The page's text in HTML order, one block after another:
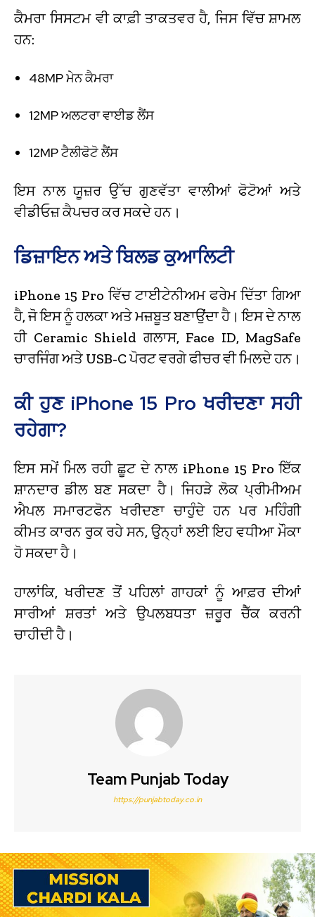
ਕੈਮਰਾ ਸਿਸਟਮ ਵੀ ਕਾਫ਼ੀ ਤਾਕਤਵਰ ਹੈ, ਜਿਸ ਵਿੱਚ ਸ਼ਾਮਲ
ਹਨ:
48MP ਮੇਨ ਕੈਮਰਾ
12MP ਅਲਟਰਾ ਵਾਈਡ ਲੈਂਸ
12MP ਟੈਲੀਫੋਟੋ ਲੈਂਸ
ਇਸ ਨਾਲ ਯੂਜ਼ਰ ਉੱਚ ਗੁਣਵੱਤਾ ਵਾਲੀਆਂ ਫੋਟੋਆਂ ਅਤੇ
ਵੀਡੀਓਜ਼ ਕੈਪਚਰ ਕਰ ਸਕਦੇ ਹਨ।
ਡਿਜ਼ਾਇਨ ਅਤੇ ਬਿਲਡ ਕੁਆਲਿਟੀ
iPhone 15 Pro ਵਿੱਚ ਟਾਈਟੇਨੀਅਮ ਫਰੇਮ ਦਿੱਤਾ ਗਿਆ
ਹੈ, ਜੋ ਇਸ ਨੂੰ ਹਲਕਾ ਅਤੇ ਮਜ਼ਬੂਤ ਬਣਾਉਂਦਾ ਹੈ। ਇਸ ਦੇ ਨਾਲ
ਹੀ Ceramic Shield ਗਲਾਸ, Face ID, MagSafe
ਚਾਰਜਿੰਗ ਅਤੇ USB-C ਪੋਰਟ ਵਰਗੇ ਫੀਚਰ ਵੀ ਮਿਲਦੇ ਹਨ।
ਕੀ ਹੁਣ iPhone 15 Pro ਖਰੀਦਣਾ ਸਹੀ
ਰਹੇਗਾ?
ਇਸ ਸਮੇਂ ਮਿਲ ਰਹੀ ਛੂਟ ਦੇ ਨਾਲ iPhone 15 Pro ਇੱਕ
ਸ਼ਾਨਦਾਰ ਡੀਲ ਬਣ ਸਕਦਾ ਹੈ। ਜਿਹੜੇ ਲੋਕ ਪ੍ਰੀਮੀਅਮ
ਐਪਲ ਸਮਾਰਟਫੋਨ ਖਰੀਦਣਾ ਚਾਹੁੰਦੇ ਹਨ ਪਰ ਮਹਿੰਗੀ
ਕੀਮਤ ਕਾਰਨ ਰੁਕ ਰਹੇ ਸਨ, ਉਨ੍ਹਾਂ ਲਈ ਇਹ ਵਧੀਆ ਮੌਕਾ
ਹੋ ਸਕਦਾ ਹੈ।
ਹਾਲਾਂਕਿ, ਖਰੀਦਣ ਤੋਂ ਪਹਿਲਾਂ ਗਾਹਕਾਂ ਨੂੰ ਆਫ਼ਰ ਦੀਆਂ
ਸਾਰੀਆਂ ਸ਼ਰਤਾਂ ਅਤੇ ਉਪਲਬਧਤਾ ਜ਼ਰੂਰ ਚੈੱਕ ਕਰਨੀ
ਚਾਹੀਦੀ ਹੈ।
Team Punjab Today
https://punjabtoday.co.in